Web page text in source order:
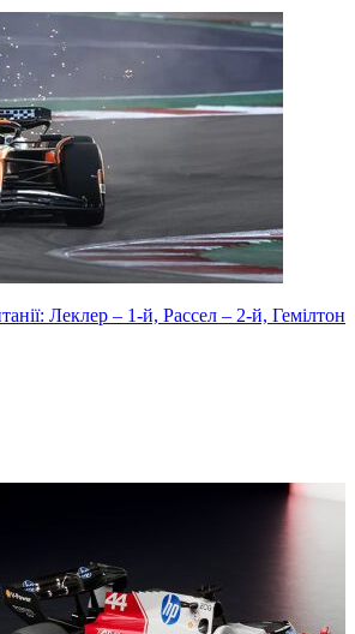
Леклер – 1-й, Рассел – 2-й, Гемілтон